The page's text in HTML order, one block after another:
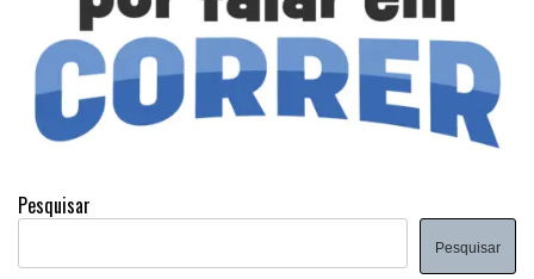
Pesquisar
Pesquisar